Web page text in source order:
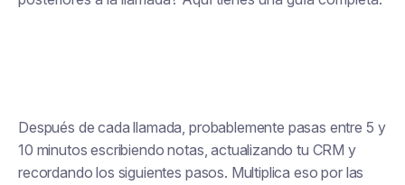
Después de cada llamada, probablemente pasas entre 5 y
10 minutos escribiendo notas, actualizando tu CRM y
recordando los siguientes pasos. Multiplica eso por las